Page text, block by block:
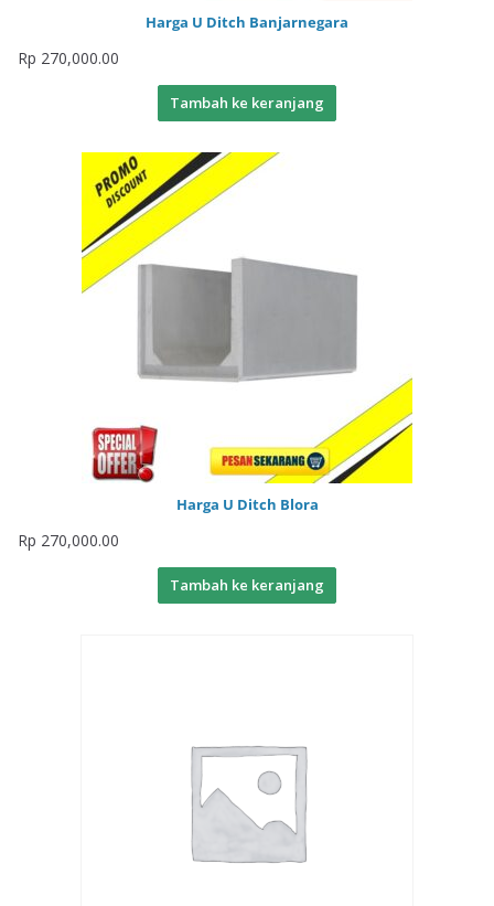
Harga U Ditch Banjarnegara
Rp 270,000.00
Tambah ke keranjang
Harga U Ditch Blora
Rp 270,000.00
Tambah ke keranjang